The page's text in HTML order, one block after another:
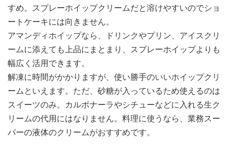
すめ。スプレーホイップクリームだと溶けやすいのでショ
ートケーキには向きません。
アマンディホイップなら、ドリンクやプリン、アイスクリ
ームに添えても上品にまとまり、スプレーホイップよりも
幅広く活用できます。
解凍に時間がかかりますが、使い勝手のいいホイップクリ
ームといえます。ただ、砂糖が入っているため使えるのは
スイーツのみ。カルボナーラやシチューなどに入れる生ク
リームの代用にはなりません。料理に使うなら、業務スー
パーの液体のクリームがおすすめです。